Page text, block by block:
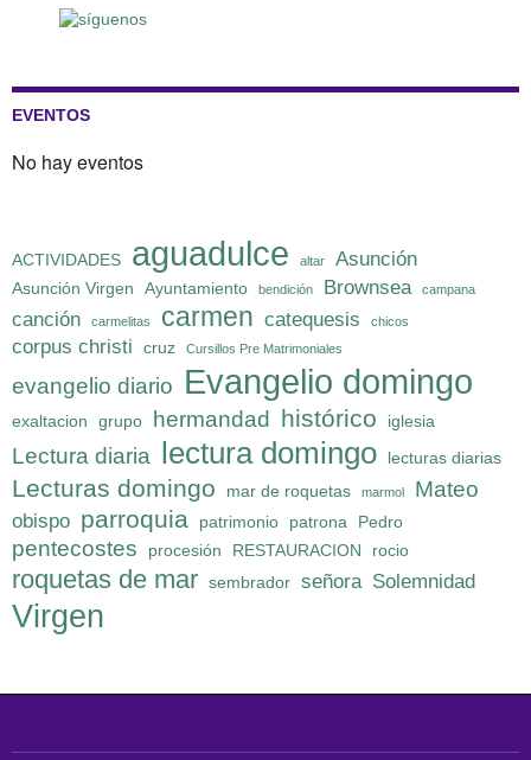
EVENTOS
No hay eventos
ACTIVIDADES aguadulce altar Asunción
Asunción Virgen Ayuntamiento bendición Brownsea campana
canción carmelitas carmen catequesis chicos
corpus christi cruz Cursillos Pre Matrimoniales
evangelio diario Evangelio domingo
exaltacion grupo hermandad histórico iglesia
Lectura diaria lectura domingo lecturas diarias
Lecturas domingo mar de roquetas marmol Mateo
obispo parroquia patrimonio patrona Pedro
pentecostes procesión RESTAURACION rocio
roquetas de mar sembrador señora Solemnidad
Virgen